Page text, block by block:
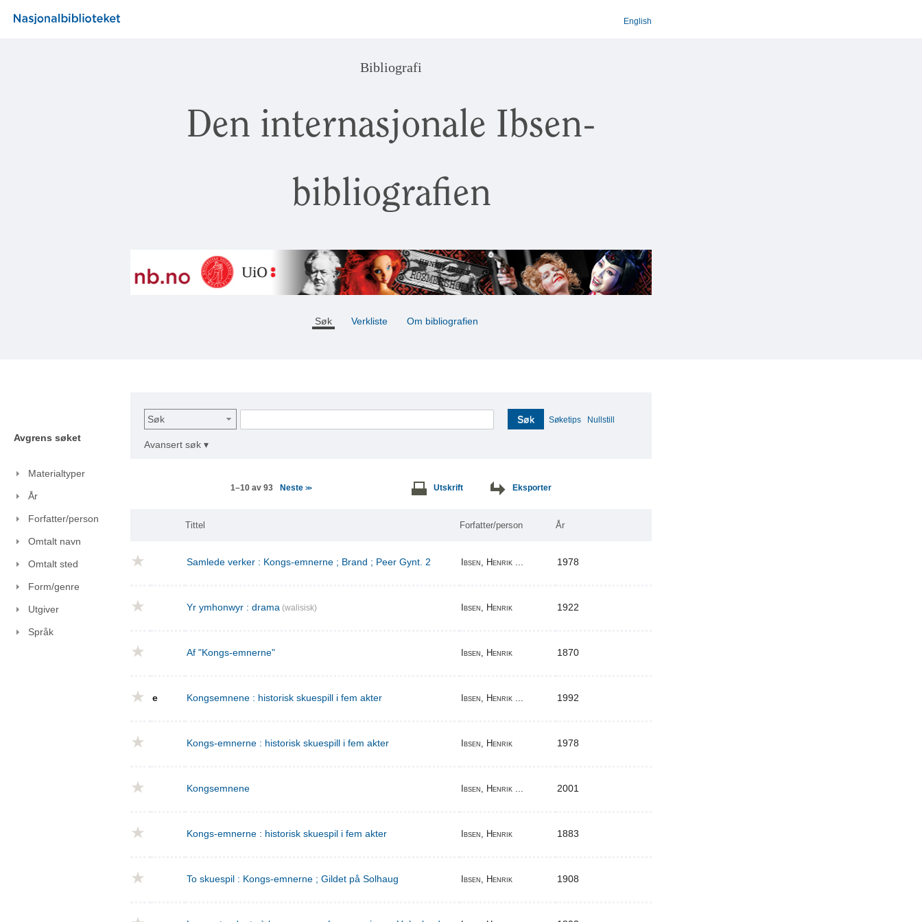
English
Bibliografi
Den internasjonale Ibsen-
bibliografien
Søk Verkliste Om bibliografien
Avgrens søket
Materialtyper
År
Forfatter/person
Omtalt navn
Omtalt sted
Form/genre
Utgiver
Språk
Søk Søk Søketips Nullstill
Avansert søk ▾
1–10 av 93 Neste>> Utskrift Eksporter
Tittel Forfatter/person År
Samlede verker : Kongs-emnerne ; Brand ; Peer Gynt. 2 Ibsen, Henrik ... 1978
Yr ymhonwyr : drama (walisisk) Ibsen, Henrik 1922
Af "Kongs-emnerne" Ibsen, Henrik 1870
e Kongsemnene : historisk skuespill i fem akter Ibsen, Henrik ... 1992
Kongs-emnerne : historisk skuespill i fem akter Ibsen, Henrik 1978
Kongsemnene Ibsen, Henrik ... 2001
Kongs-emnerne : historisk skuespil i fem akter Ibsen, Henrik 1883
To skuespil : Kongs-emnerne ; Gildet på Solhaug Ibsen, Henrik 1908